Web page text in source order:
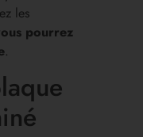
les
pourrez
.